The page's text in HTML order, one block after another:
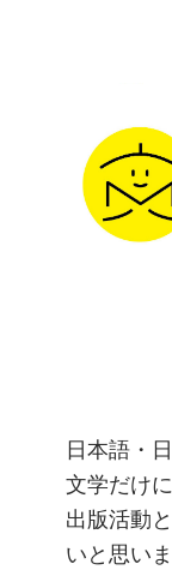
日本語・
文学だけ
出版活動
いと思いま